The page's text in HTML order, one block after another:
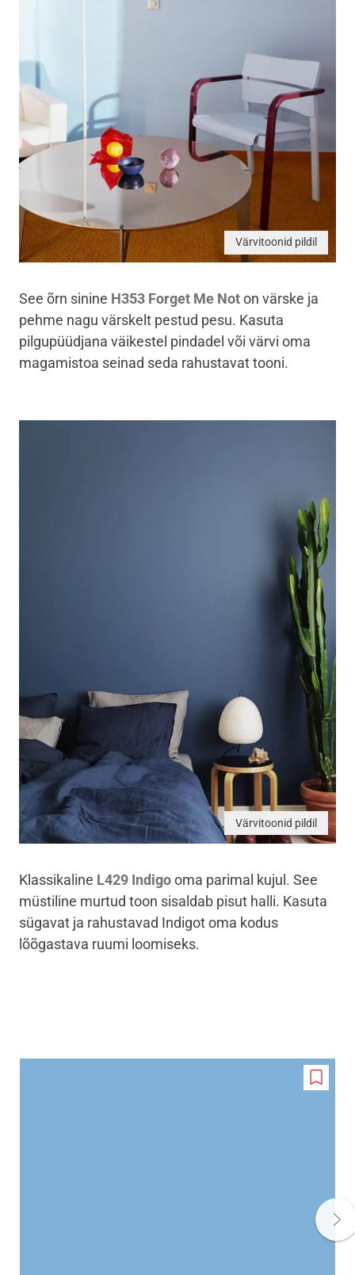
Värvitoonid pildil
See õrn sinine H353 Forget Me Noton värske ja
pehme nagu värskelt pestud pesu. Kasuta
pilgupüüdjana väikestel pindadel või värvi oma
magamistoa seinad seda rahustavat tooni.
Värvitoonid pildil
Klassikaline L429 Indigooma parimal kujul. See
müstiline murtud toon sisaldab pisut halli. Kasuta
sügavat ja rahustavad Indigot oma kodus
lõõgastava ruumi loomiseks.
Add